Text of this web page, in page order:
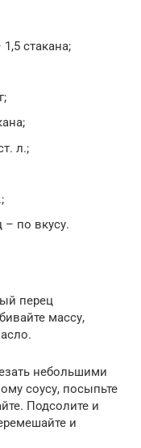
стакана;
л.;
– по вкусу.
перец
массу,
небольшими
соусу, посыпьте
Подсолите и
и